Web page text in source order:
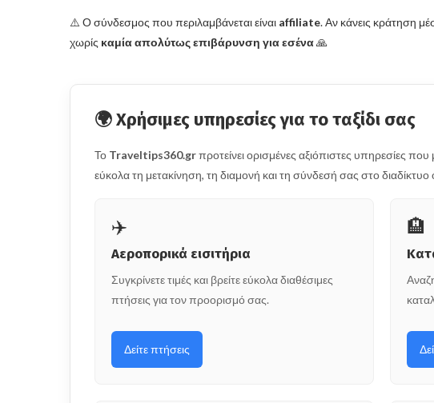
⚠️ Ο σύνδεσμος που περιλαμβάνεται είναι affiliate. Αν κάνεις κράτηση
χωρίς καμία απολύτως επιβάρυνση για εσένα🙏
🌍 Χρήσιμες υπηρεσίες για το ταξίδι σας
Το Traveltips360.grπροτείνει ορισμένες αξιόπιστες υπηρεσίες
εύκολα τη μετακίνηση, τη διαμονή και τη σύνδεσή σας στο διαδίκτυο
✈️
Αεροπορικά εισιτήρια
Συγκρίνετε τιμές και βρείτε εύκολα διαθέσιμες
πτήσεις για τον προορισμό σας.
Δείτε πτήσεις
🏨